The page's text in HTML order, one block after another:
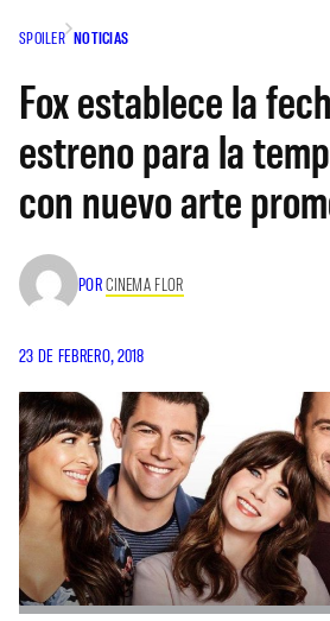
SPOILER NOTICIAS
Fox establece la
estreno para la
con nuevo arte
PORCINEMA FLOR
23 DE FEBRERO, 2018